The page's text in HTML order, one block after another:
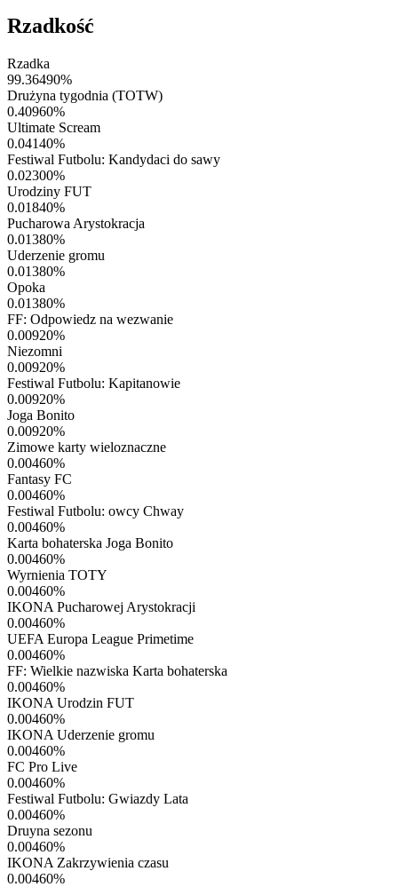
Rzadkość
Rzadka
99.36490%
Drużyna tygodnia (TOTW)
0.40960%
Ultimate Scream
0.04140%
Festiwal Futbolu: Kandydaci do sawy
0.02300%
Urodziny FUT
0.01840%
Pucharowa Arystokracja
0.01380%
Uderzenie gromu
0.01380%
Opoka
0.01380%
FF: Odpowiedz na wezwanie
0.00920%
Niezomni
0.00920%
Festiwal Futbolu: Kapitanowie
0.00920%
Joga Bonito
0.00920%
Zimowe karty wieloznaczne
0.00460%
Fantasy FC
0.00460%
Festiwal Futbolu: owcy Chway
0.00460%
Karta bohaterska Joga Bonito
0.00460%
Wyrnienia TOTY
0.00460%
IKONA Pucharowej Arystokracji
0.00460%
UEFA Europa League Primetime
0.00460%
FF: Wielkie nazwiska Karta bohaterska
0.00460%
IKONA Urodzin FUT
0.00460%
IKONA Uderzenie gromu
0.00460%
FC Pro Live
0.00460%
Festiwal Futbolu: Gwiazdy Lata
0.00460%
Druyna sezonu
0.00460%
IKONA Zakrzywienia czasu
0.00460%